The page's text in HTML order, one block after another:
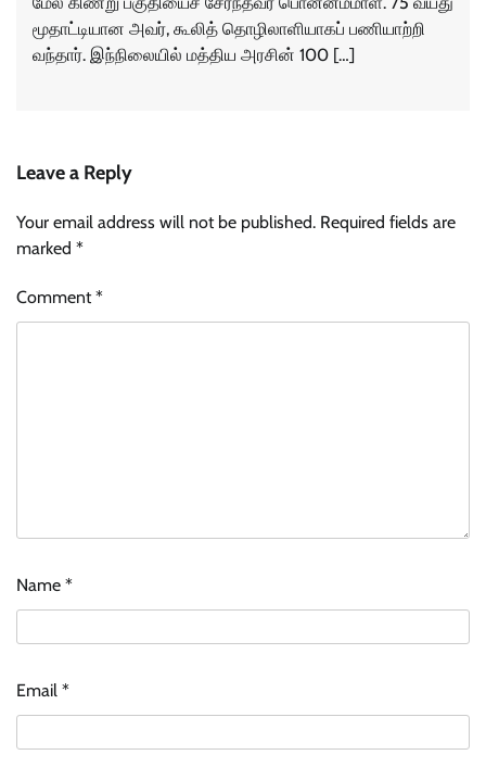
மூதாட்டியான அவர், கூலித் தொழிலாளியாகப் பணியாற்றி
வந்தார். இந்நிலையில் மத்திய அரசின் 100 […]
Leave a Reply
Your email address will not be published. Required fields are
marked *
Comment*
Name *
Email *